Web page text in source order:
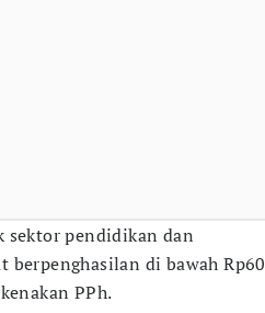
sektor pendidikan dan
berpenghasilan di bawah Rp60
PPh.